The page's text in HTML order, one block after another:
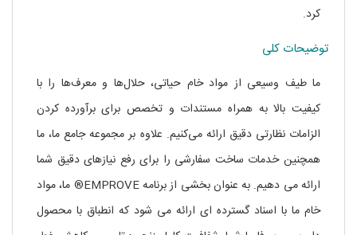
کرد.
توضیحات کلی
ما طیف وسیعی از مواد خام حیاتی، حلال‌ها و معرف‌ها را با
کیفیت بالا به همراه مستندات و تخصص برای برآورده کردن
الزامات نظارتی دقیق ارائه می‌کنیم. علاوه بر مجموعه جامع ما، ما
همچنین خدمات ساخت سفارشی را برای رفع نیازهای دقیق شما
ارائه می دهیم. به عنوان بخشی از برنامه EMPROVE® ما، مواد
خام ما با اسناد گسترده ای ارائه می شود که انطباق با محصول